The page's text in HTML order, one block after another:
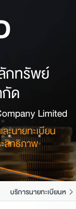
กทรัพย์
กัด
Limited
นายทะเบียน
สิทธิภาพ
บริการนายทะเบียนหลั